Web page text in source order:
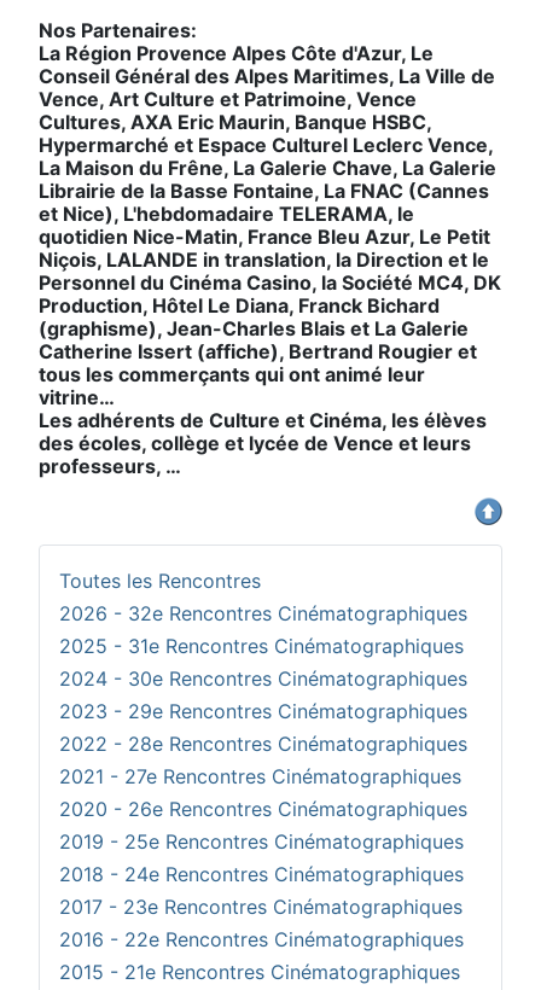
Nos Partenaires:
La Région Provence Alpes Côte d'Azur, Le
Conseil Général des Alpes Maritimes, La Ville de
Vence, Art Culture et Patrimoine, Vence
Cultures, AXA Eric Maurin, Banque HSBC,
Hypermarché et Espace Culturel Leclerc Vence,
La Maison du Frêne, La Galerie Chave, La Galerie
Librairie de la Basse Fontaine, La FNAC (Cannes
et Nice), L'hebdomadaire TELERAMA, le
quotidien Nice-Matin, France Bleu Azur, Le Petit
Niçois, LALANDE in translation, la Direction et le
Personnel du Cinéma Casino, la Société MC4, DK
Production, Hôtel Le Diana, Franck Bichard
(graphisme), Jean-Charles Blais et La Galerie
Catherine Issert (affiche), Bertrand Rougier et
tous les commerçants qui ont animé leur
vitrine…
Les adhérents de Culture et Cinéma, les élèves
des écoles, collège et lycée de Vence et leurs
professeurs, …
Toutes les Rencontres
2026 - 32e Rencontres Cinématographiques
2025 - 31e Rencontres Cinématographiques
2024 - 30e Rencontres Cinématographiques
2023 - 29e Rencontres Cinématographiques
2022 - 28e Rencontres Cinématographiques
2021 - 27e Rencontres Cinématographiques
2020 - 26e Rencontres Cinématographiques
2019 - 25e Rencontres Cinématographiques
2018 - 24e Rencontres Cinématographiques
2017 - 23e Rencontres Cinématographiques
2016 - 22e Rencontres Cinématographiques
2015 - 21e Rencontres Cinématographiques